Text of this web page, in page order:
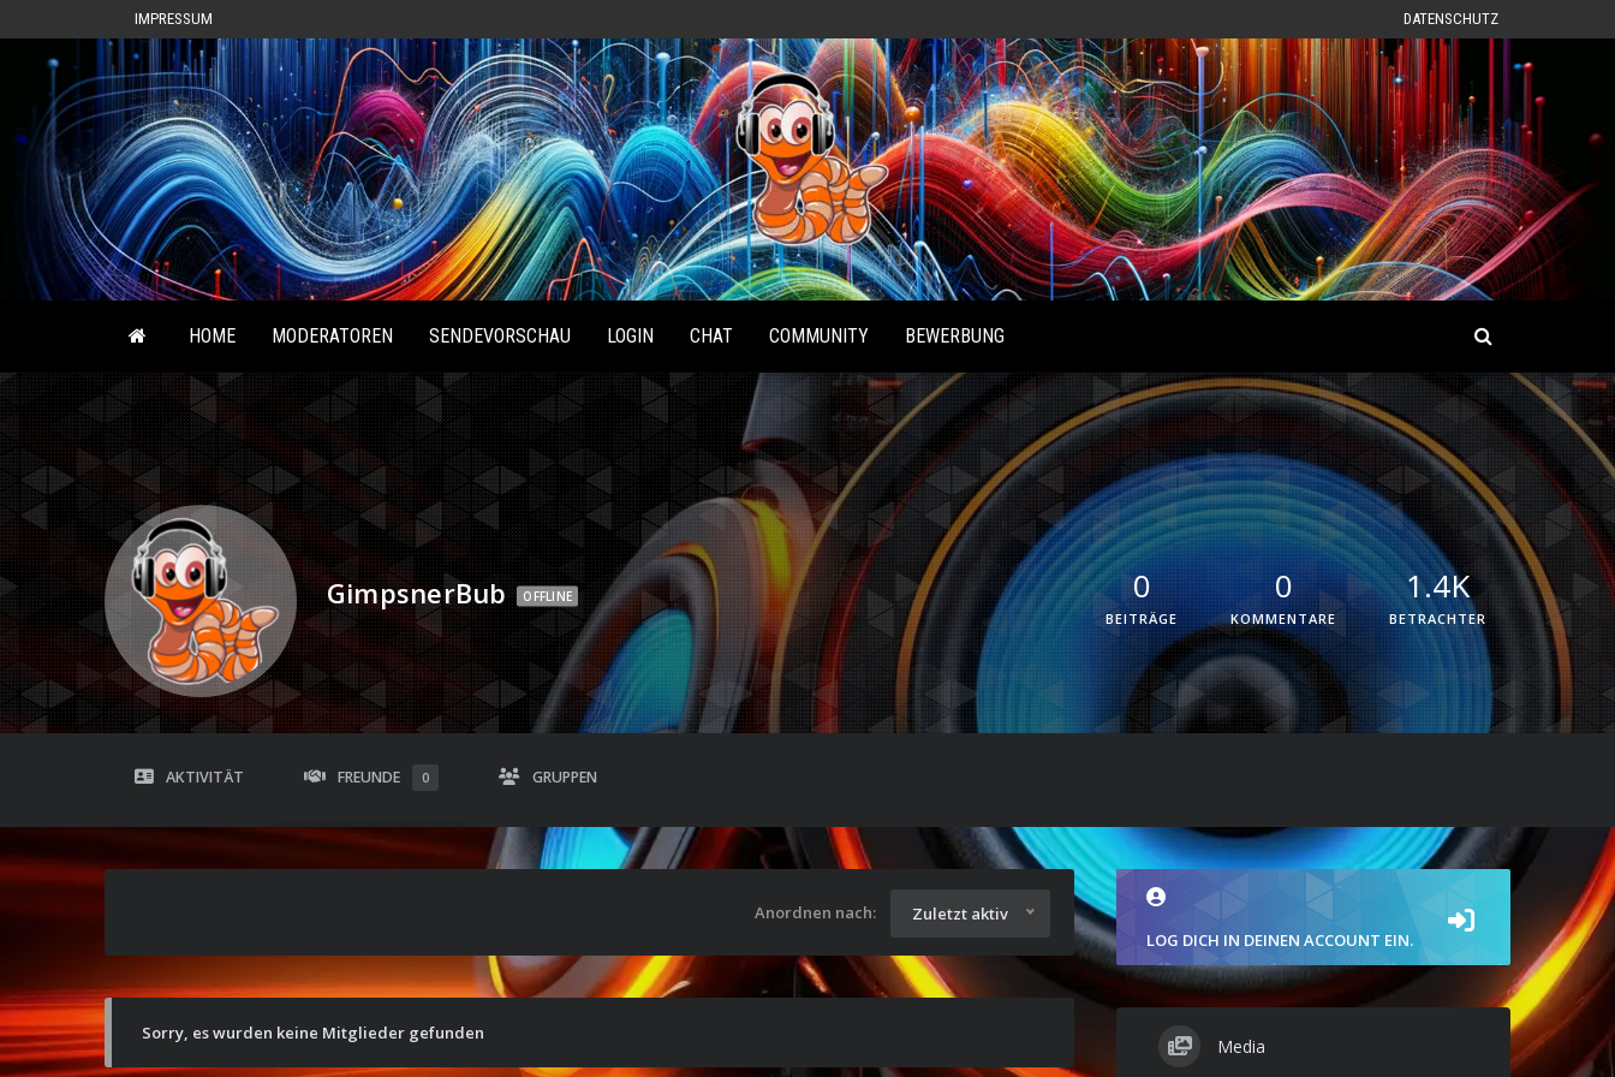
IMPRESSUM DATENSCHUTZ
Radio
Waterlu
HOME MODERATOREN SENDEVORSCHAU LOGIN CHAT COMMUNITY BEWERBUNG
GimpsnerBub OFFLINE 0
BEITRÄGE
0
KOMMENTARE
1.4K
BETRACHTER
AKTIVITÄT FREUNDE 0 GRUPPEN
Anordnen nach: Zuletzt aktiv
Sorry, es wurden keine Mitglieder gefunden
LOG DICH IN DEINEN ACCOUNT EIN.
Media